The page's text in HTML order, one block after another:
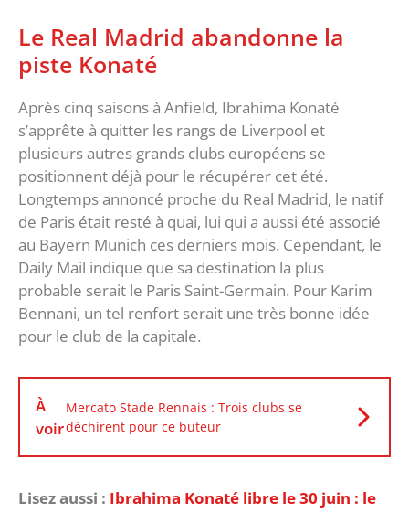
Le Real Madrid abandonne la
piste Konaté
Après cinq saisons à Anfield, Ibrahima Konaté
s’apprête à quitter les rangs de Liverpool et
plusieurs autres grands clubs européens se
positionnent déjà pour le récupérer cet été.
Longtemps annoncé proche du Real Madrid, le natif
de Paris était resté à quai, lui qui a aussi été associé
au Bayern Munich ces derniers mois. Cependant, le
Daily Mail indique que sa destination la plus
probable serait le Paris Saint-Germain. Pour Karim
Bennani, un tel renfort serait une très bonne idée
pour le club de la capitale.
À
voir
Mercato Stade Rennais : Trois clubs se
déchirent pour ce buteur
Lisez aussi : Ibrahima Konaté libre le 30 juin : le